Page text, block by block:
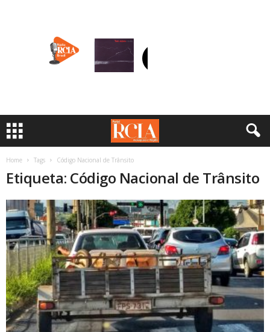
Home Tags Código Nacional de Trânsito
Etiqueta: Código Nacional de Trânsito